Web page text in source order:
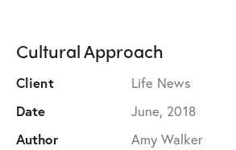
Cultural Approach
Client
Life News
Date
June, 2018
Author
Amy Walker